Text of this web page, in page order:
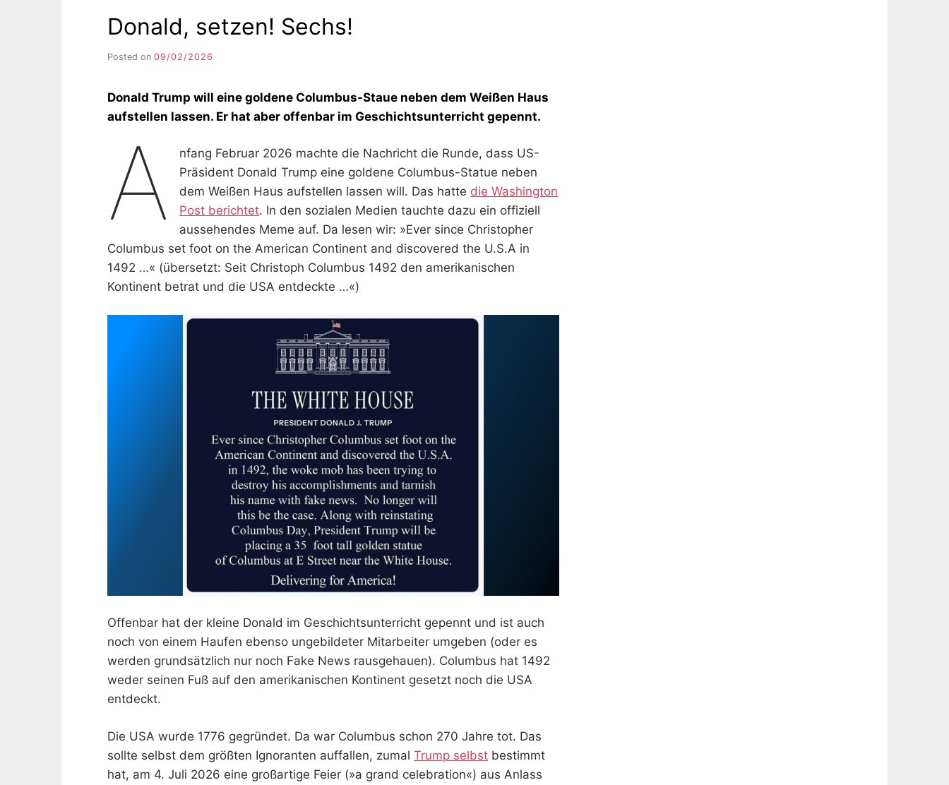
Donald, setzen! Sechs!
Posted on 09/02/2026
I
K
E
E
Donald Trump will eine goldene Columbus-Staue neben dem Weißen Haus
aufstellen lassen. Er hat aber offenbar im Geschichtsunterricht gepennt.
A
nfang Februar 2026 machte die Nachricht die Runde, dass US-
Präsident Donald Trump eine goldene Columbus-Statue neben
dem Weißen Haus aufstellen lassen will. Das hatte die Washington
Post berichtet. In den sozialen Medien tauchte dazu ein offiziell
aussehendes Meme auf. Da lesen wir: »Ever since Christopher
Columbus set foot on the American Continent and discovered the U.S.A in
1492 …« (übersetzt: Seit Christoph Columbus 1492 den amerikanischen
Kontinent betrat und die USA entdeckte …«)
Offenbar hat der kleine Donald im Geschichtsunterricht gepennt und ist auch
noch von einem Haufen ebenso ungebildeter Mitarbeiter umgeben (oder es
werden grundsätzlich nur noch Fake News rausgehauen). Columbus hat 1492
weder seinen Fuß auf den amerikanischen Kontinent gesetzt noch die USA
entdeckt.
Die USA wurde 1776 gegründet. Da war Columbus schon 270 Jahre tot. Das
sollte selbst dem größten Ignoranten auffallen, zumal Trump selbst bestimmt
hat, am 4. Juli 2026 eine großartige Feier (»a grand celebration«) aus Anlass